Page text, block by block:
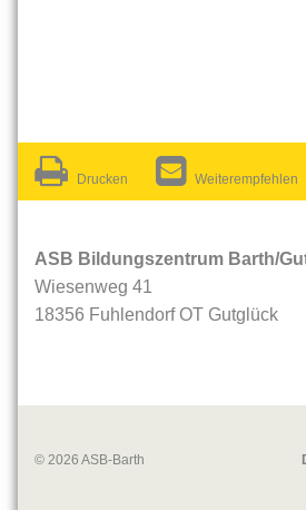
Drucken Weiterempfehlen
ASB Bildungszentrum Barth/
Wiesenweg 41
18356 Fuhlendorf OT Gutglück
© 2026 ASB-Barth